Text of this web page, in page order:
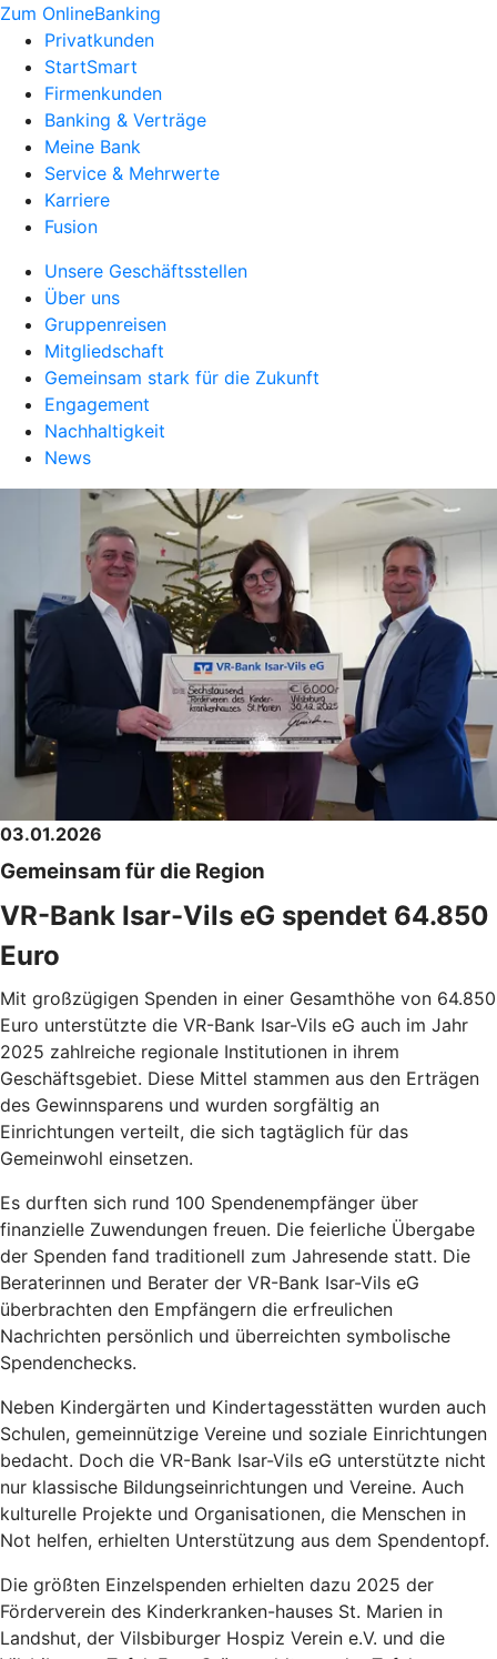
Zum OnlineBanking
Privatkunden
StartSmart
Firmenkunden
Banking & Verträge
Meine Bank
Service & Mehrwerte
Karriere
Fusion
Unsere Geschäftsstellen
Über uns
Gruppenreisen
Mitgliedschaft
Gemeinsam stark für die Zukunft
Engagement
Nachhaltigkeit
News
03.01.2026
Gemeinsam für die Region
VR-Bank Isar-Vils eG spendet 64.850
Euro
Mit großzügigen Spenden in einer Gesamthöhe von 64.850
Euro unterstützte die VR-Bank Isar-Vils eG auch im Jahr
2025 zahlreiche regionale Institutionen in ihrem
Geschäftsgebiet. Diese Mittel stammen aus den Erträgen
des Gewinnsparens und wurden sorgfältig an
Einrichtungen verteilt, die sich tagtäglich für das
Gemeinwohl einsetzen.
Es durften sich rund 100 Spendenempfänger über
finanzielle Zuwendungen freuen. Die feierliche Übergabe
der Spenden fand traditionell zum Jahresende statt. Die
Beraterinnen und Berater der VR-Bank Isar-Vils eG
überbrachten den Empfängern die erfreulichen
Nachrichten persönlich und überreichten symbolische
Spendenchecks.
Neben Kindergärten und Kindertagesstätten wurden auch
Schulen, gemeinnützige Vereine und soziale Einrichtungen
bedacht. Doch die VR-Bank Isar-Vils eG unterstützte nicht
nur klassische Bildungseinrichtungen und Vereine. Auch
kulturelle Projekte und Organisationen, die Menschen in
Not helfen, erhielten Unterstützung aus dem Spendentopf.
Die größten Einzelspenden erhielten dazu 2025 der
Förderverein des Kinderkranken-hauses St. Marien in
Landshut, der Vilsbiburger Hospiz Verein e.V. und die